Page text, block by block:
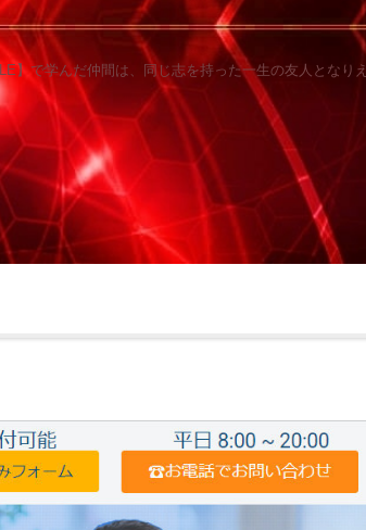
】で学んだ仲間は、同じ志を持った一生の友人となりえ